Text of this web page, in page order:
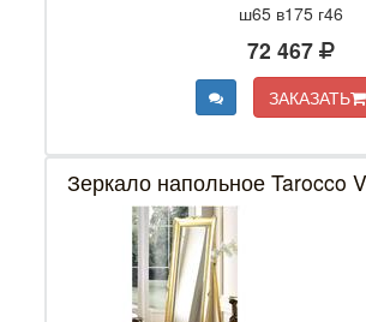
ш65 в175 г46
72 467
ЗАКАЗАТЬ
Зеркало напольное Tarocco